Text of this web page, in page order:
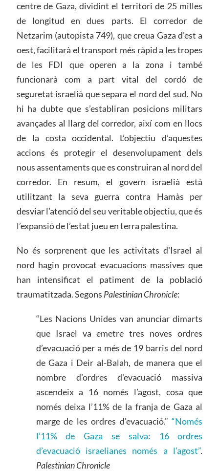
centre de Gaza, dividint el territori de 25 milles
de longitud en dues parts. El corredor de
Netzarim (autopista 749), que creua Gaza d’est a
oest, facilitarà el transport més ràpid a les tropes
de les FDI que operen a la zona i també
funcionarà com a part vital del cordó de
seguretat israelià que separa el nord del sud. No
hi ha dubte que s’establiran posicions militars
avançades al llarg del corredor, així com en llocs
de la costa occidental. L’objectiu d’aquestes
accions és protegir el desenvolupament dels
nous assentaments que es construiran al nord del
corredor. En resum, el govern israelià està
utilitzant la seva guerra contra Hamàs per
desviar l’atenció del seu veritable objectiu, que és
l’expansió de l’estat jueu en terra palestina.
No és sorprenent que les activitats d’Israel al
nord hagin provocat evacuacions massives que
han intensificat el patiment de la població
traumatitzada. Segons Palestinian Chronicle:
“Les Nacions Unides van anunciar dimarts
que Israel va emetre tres noves ordres
d’evacuació per a més de 19 barris del nord
de Gaza i Deir al-Balah, de manera que el
nombre d’ordres d’evacuació massiva
ascendeix a 16 només l’agost, cosa que
només deixa l’11% de la franja de Gaza al
marge de les ordres d’evacuació.”“Només
l’11% de Gaza se salva: 16 ordres
d’evacuació israelianes només a l’agost”.
Palestinian Chronicle